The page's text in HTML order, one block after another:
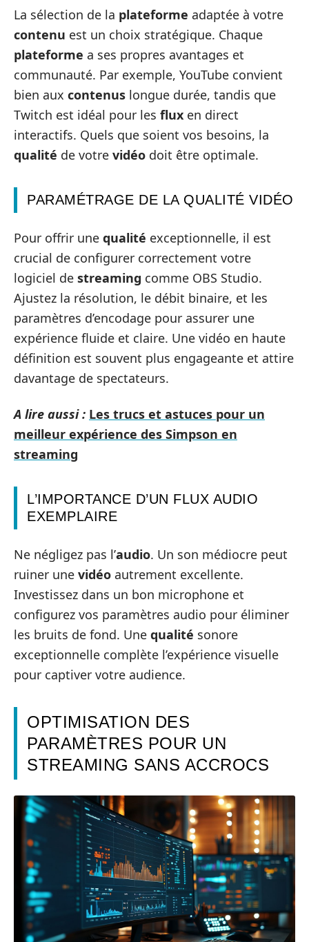
La sélection de la plateforme adaptée à votre
contenu est un choix stratégique. Chaque
plateforme a ses propres avantages et
communauté. Par exemple, YouTube convient
bien aux contenus longue durée, tandis que
Twitch est idéal pour les flux en direct
interactifs. Quels que soient vos besoins, la
qualité de votre vidéo doit être optimale.
PARAMÉTRAGE DE LA QUALITÉ VIDÉO
Pour offrir une qualité exceptionnelle, il est
crucial de configurer correctement votre
logiciel de streaming comme OBS Studio.
Ajustez la résolution, le débit binaire, et les
paramètres d’encodage pour assurer une
expérience fluide et claire. Une vidéo en haute
définition est souvent plus engageante et attire
davantage de spectateurs.
A lire aussi : Les trucs et astuces pour un
meilleur expérience des Simpson en
streaming
L’IMPORTANCE D’UN FLUX AUDIO
EXEMPLAIRE
Ne négligez pas l’audio. Un son médiocre peut
ruiner une vidéo autrement excellente.
Investissez dans un bon microphone et
configurez vos paramètres audio pour éliminer
les bruits de fond. Une qualité sonore
exceptionnelle complète l’expérience visuelle
pour captiver votre audience.
OPTIMISATION DES
PARAMÈTRES POUR UN
STREAMING SANS ACCROCS